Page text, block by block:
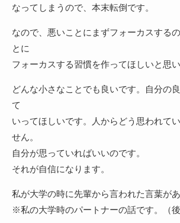
なってしまうので、本末転倒です。
なので、悪いことにまずフォーカスする
とに
フォーカスする習慣を作ってほしいと思い
どんな小さなことでも良いです。自分の
て
いってほしいです。人からどう思われて
せん。
自分が思っていればいいのです。
それが自信になります。
私が大学の時に先輩から言われた言葉があ
※私の大学時のパートナーの話です。（後